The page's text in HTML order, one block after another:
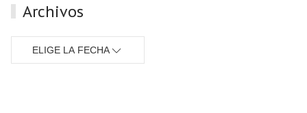
Archivos
ELIGE LA FECHA